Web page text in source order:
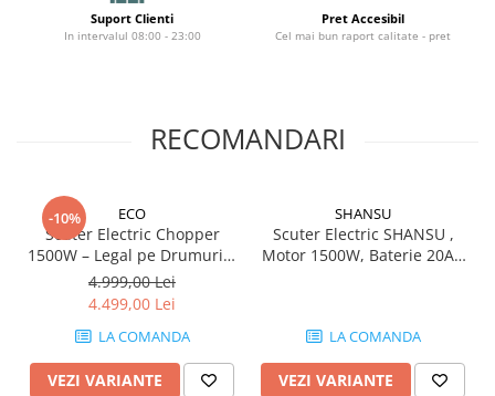
Suport Clienti
In intervalul 08:00 - 23:00
Pret Accesibil
Cel mai bun raport calitate - pret
RECOMANDARI
-10% ECO
Scuter Electric Chopper
1500W – Legal pe Drumurile
Publice, 12Ah Lithium,
180kg, Baterie Detasabilă,
25 km/h
4.999,00 Lei
4.499,00 Lei
LA COMANDA
VEZI VARIANTE
SHANSU
Scuter Electric SHANSU ,
Motor 1500W, Baterie 20Ah
LA COMANDA
VEZI VARIANTE